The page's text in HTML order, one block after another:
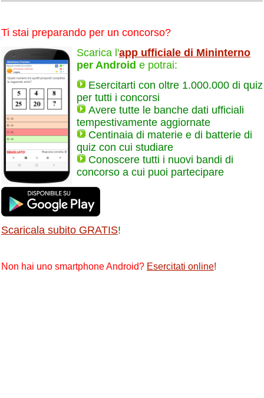
Ti stai preparando per un concorso?
Scarica l'app ufficiale di Mininterno
per Android e potrai:
Esercitarti con oltre 1.000.000 di quiz
per tutti i concorsi
Avere tutte le banche dati ufficiali
tempestivamente aggiornate
Centinaia di materie e di batterie di
quiz con cui studiare
Conoscere tutti i nuovi bandi di
concorso a cui puoi partecipare
Scaricala subito GRATIS!
Non hai uno smartphone Android? Esercitati online!